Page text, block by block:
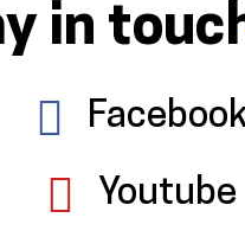
in
Youtube